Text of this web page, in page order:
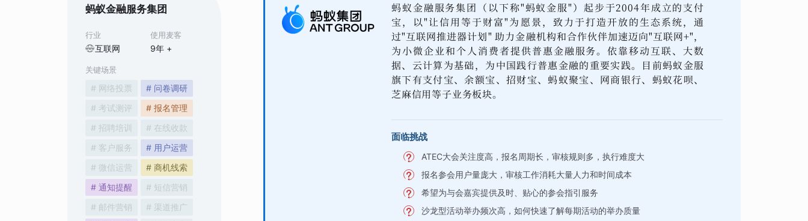
蚂蚁金融服务集团
行业
互联网
使用麦客
9年 +
关键场景
# 网络投票
# 问卷调研
# 考试测评
# 报名管理
# 招聘培训
# 在线收款
# 客户服务
# 用户运营
# 微信运营
# 商机线索
# 通知提醒
# 短信营销
# 邮件营销
# 渠道推广
蚂蚁金融服务集团（以下称"蚂蚁金服"）起步于2004年成立的支付
宝，以"让信用等于财富"为愿景，致力于打造开放的生态系统，通
过"互联网推进器计划" 助力金融机构和合作伙伴加速迈向"互联网+"，
为小微企业和个人消费者提供普惠金融服务。依靠移动互联、大数
据、云计算为基础，为中国践行普惠金融的重要实践。目前蚂蚁金服
旗下有支付宝、余额宝、招财宝、蚂蚁聚宝、网商银行、蚂蚁花呗、
芝麻信用等子业务板块。
面临挑战
ATEC大会关注度高，报名周期长，审核规则多，执行难度大
报名参会用户量庞大，审核工作消耗大量人力和时间成本
希望为与会嘉宾提供及时、贴心的参会指引服务
沙龙型活动举办频次高，如何快速了解每期活动的举办质量